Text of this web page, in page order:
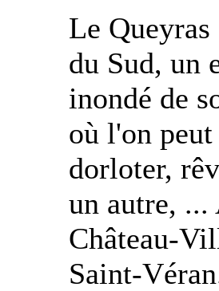
Le
du Sud, un
inondé de
où l'on peut
dorloter,
un autre,
Château-
Saint-